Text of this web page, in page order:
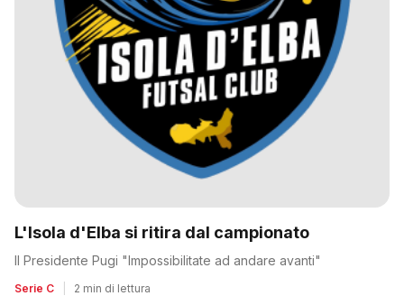
L'Isola d'Elba si ritira dal campionato
Il Presidente Pugi "Impossibilitate ad andare avanti"
Serie C 2 min di lettura